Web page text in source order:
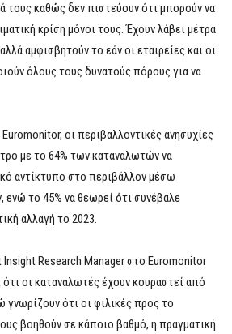
τους καθώς δεν πιστεύουν ότι μπορούν να
κρίση μόνοι τους. Έχουν λάβει μέτρα
αμφισβητούν το εάν οι εταιρείες και οι
όλους τους δυνατούς πόρους για να
οι περιβαλλοντικές ανησυχίες
με το 64% των καταναλωτών να
αντίκτυπο στο περιβάλλον μέσω
ενώ το 45% να θεωρεί ότι συνέβαλε
αλλαγή το 2023.
Research Manager στο Euromonitor
οι καταναλωτές έχουν κουραστεί από
γνωρίζουν ότι οι φιλικές προς το
βοηθούν σε κάποιο βαθμό, η πραγματική